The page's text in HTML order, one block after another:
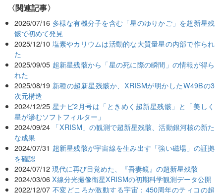
関連記事
2026/07/16 多様な有機分子を含む「星のゆりかご」を超新星残
骸で初めて発見
2025/12/10 塩素やカリウムは活動的な大質量星の内部で作られ
た
2025/09/05 超新星残骸から「星の死に際の瞬間」の情報が得ら
れた
2025/08/19 新種の超新星残骸か、XRISMが明かしたW49Bの3
次元構造
2024/12/25 星ナビ2月号は「ときめく超新星残骸」と「美しく
星が滲むソフトフィルター」
2024/09/24 「XRISM」の観測で超新星残骸、活動銀河核の新た
な成果
2024/07/31 超新星残骸が宇宙線を生み出す「強い磁場」の証拠
を確認
2024/07/12 現代に再び目覚めた、『吾妻鏡』の超新星残骸
2024/03/06 X線分光撮像衛星XRISMの初期科学観測データ公開
2022/12/07 不変どころか激動する宇宙：450周年のティコの超